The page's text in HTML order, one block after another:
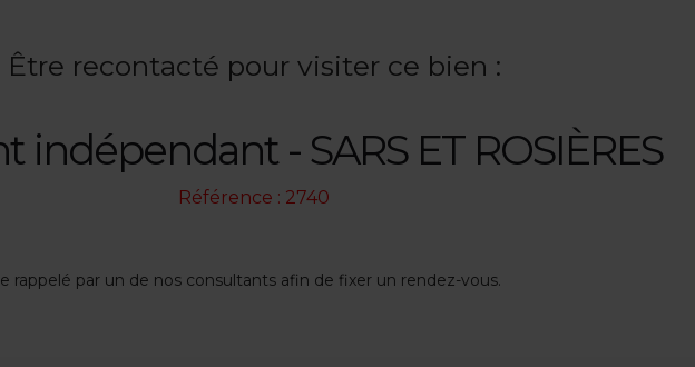
Être recontacté pour visiter ce bien :
indépendant - SARS ET ROSIÈRES
Référence : 2740
par un de nos consultants afin de fixer un rendez-vous.